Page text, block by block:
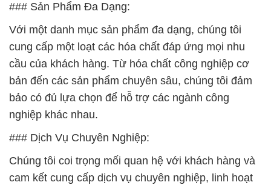
### Sản Phẩm Đa Dạng:
Với một danh mục sản phẩm đa dạng, chúng tôi
cung cấp một loạt các hóa chất đáp ứng mọi nhu
cầu của khách hàng. Từ hóa chất công nghiệp cơ
bản đến các sản phẩm chuyên sâu, chúng tôi đảm
bảo có đủ lựa chọn để hỗ trợ các ngành công
nghiệp khác nhau.
### Dịch Vụ Chuyên Nghiệp:
Chúng tôi coi trọng mối quan hệ với khách hàng và
cam kết cung cấp dịch vụ chuyên nghiệp, linh hoạt